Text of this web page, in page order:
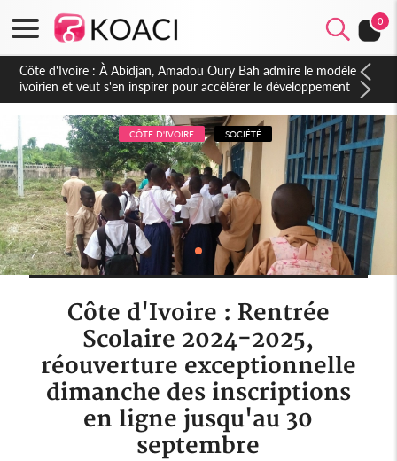
0
Côte d'Ivoire : À Abidjan, Amadou Oury Bah admire le modèle
ivoirien et veut s'en inspirer pour accélérer le développement
de la Guinée
CÔTE D'IVOIRE SOCIÉTÉ
Côte d'Ivoire : Rentrée
Scolaire 2024-2025,
réouverture exceptionnelle
dimanche des inscriptions
en ligne jusqu'au 30
septembre